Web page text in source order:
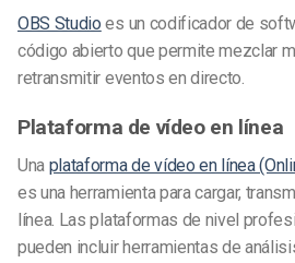
OBS Studio es un codificador de
código abierto que permite mezclar
retransmitir eventos en directo.
Plataforma de vídeo en línea
Una plataforma de vídeo en línea
es una herramienta para cargar,
línea. Las plataformas de nivel
pueden incluir herramientas de